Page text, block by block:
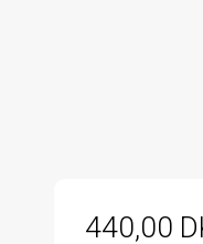
440,00